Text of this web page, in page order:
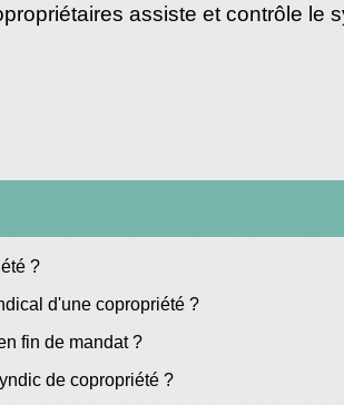
assiste et contrôle le
?
d'une copropriété ?
fin de mandat ?
de copropriété ?